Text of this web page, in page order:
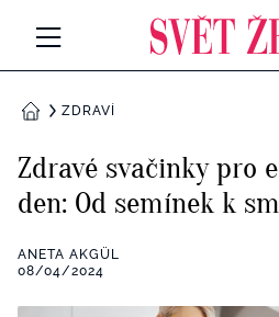
Všechny kategorie
RETROHUBKY
PSYCHOLOGIE
Všechny kategorie
DOMŮZDRAVÍ
Zdravé svačinky pro
den: Od semínek k
ANETA AKGÜL
08/04/2024